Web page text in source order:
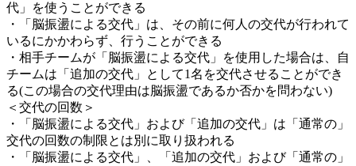
代」を使うことができる
・「脳振盪による交代」は、その前に何人の交代が行われて
いるにかかわらず、行うことができる
・相手チームが「脳振盪による交代」を使用した場合は、自
チームは「追加の交代」として1名を交代させることができ
る(この場合の交代理由は脳振盪であるか否かを問わない)
＜交代の回数＞
・「脳振盪による交代」および「追加の交代」は「通常の」
交代の回数の制限とは別に取り扱われる
・「脳振盪による交代」、「追加の交代」および「通常の」